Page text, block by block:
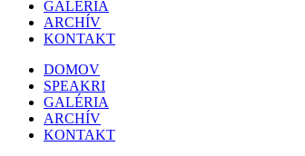
GALÉRIA
ARCHÍV
KONTAKT
DOMOV
SPEAKRI
GALÉRIA
ARCHÍV
KONTAKT